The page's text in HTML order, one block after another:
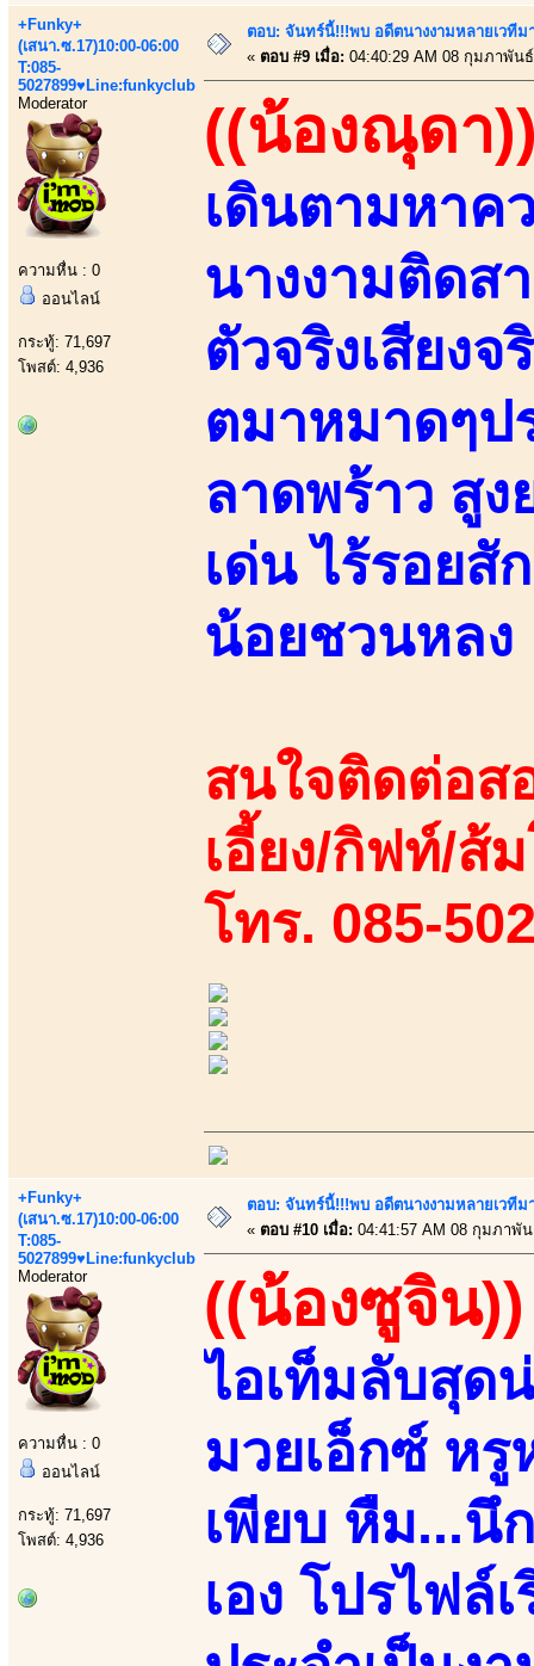
+Funky+
(เสนา.ซ.17)10:00-06:00
T:085-
5027899♥Line:funkyclub
Moderator
ความหื่น : 0
ออนไลน์
กระทู้: 71,697
โพสต์: 4,936
ตอบ: จันทร์นี้!!!พบ อดีตนางงามหลายเวที
« ตอบ #9 เมื่อ: 04:40:29 AM 08 กุมภาพัน
((น้องณุดา
เดินตามหาค
นางงามติดส
ตัวจริงเสียง
ตมาหมาดๆป
ลาดพร้าว สูง
เด่น ไร้รอยสั
น้อยชวนหลง
สนใจติดต่อส
เอี้ยง/กิฟท์/ส้
โทร. 085-
+Funky+
(เสนา.ซ.17)10:00-06:00
T:085-
5027899♥Line:funkyclub
Moderator
ความหื่น : 0
ออนไลน์
กระทู้: 71,697
โพสต์: 4,936
ตอบ: จันทร์นี้!!!พบ อดีตนางงามหลายเวที
« ตอบ #10 เมื่อ: 04:41:57 AM 08 กุมภาพั
((น้องซูจิน))
ไอเท็มลับสุด
มวยเอ็กซ์ ห
เพียบ หืม...นึ
เอง โปรไฟล์